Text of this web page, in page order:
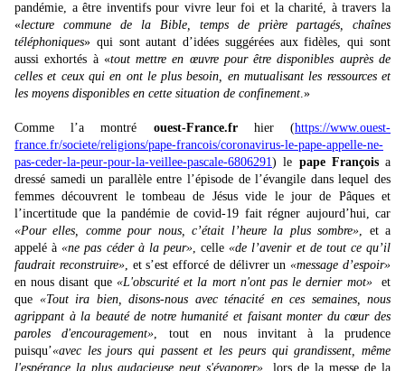
pandémie, a être inventifs pour vivre leur foi et la charité, à travers la
«lecture commune de la Bible, temps de prière partagés, chaînes
téléphoniques» qui sont autant d’idées suggérées aux fidèles, qui sont
aussi exhortés à «tout mettre en œuvre pour être disponibles auprès de
celles et ceux qui en ont le plus besoin, en mutualisant les ressources et
les moyens disponibles en cette situation de confinement.»
Comme l’a montré ouest-France.frhier (https://www.ouest-
france.fr/societe/religions/pape-francois/coronavirus-le-pape-appelle-ne-
pas-ceder-la-peur-pour-la-veillee-pascale-6806291) le pape Françoisa
dressé samedi un parallèle entre l’épisode de l’évangile dans lequel des
femmes découvrent le tombeau de Jésus vide le jour de Pâques et
l’incertitude que la pandémie de covid-19 fait régner aujourd’hui, car
«Pour elles, comme pour nous, c’était l’heure la plus sombre», et a
appelé à«ne pas céder à la peur», celle«de l’avenir et de tout ce qu’il
faudrait reconstruire», et s’est efforcé de délivrer un«message d’espoir»
en nous disant que «L'obscurité et la mort n'ont pas le dernier mot»et
que «Tout ira bien, disons-nous avec ténacité en ces semaines, nous
agrippant à la beauté de notre humanité et faisant monter du cœur des
paroles d'encouragement», tout en nous invitant à la prudence
puisqu’«avec les jours qui passent et les peurs qui grandissent, même
l'espérance la plus audacieuse peut s'évaporer» , lors de la messe de la